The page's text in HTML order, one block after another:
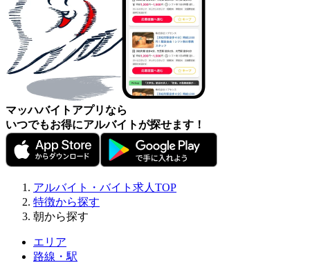
マッハバイトアプリなら
いつでもお得にアルバイトが探せます！
アルバイト・バイト求人TOP
特徴から探す
朝から探す
エリア
路線・駅